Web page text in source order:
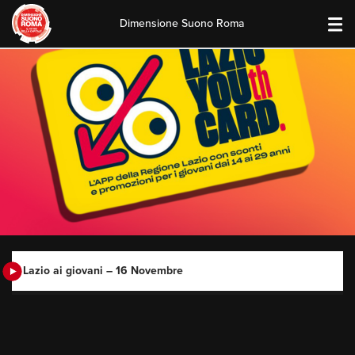
content
Dimensione Suono Roma
Lazio ai giovani – 16 Novembre